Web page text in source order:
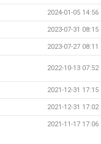
2024-01-05 14:56
2023-07-31 08:15
2023-07-27 08:11
2022-10-13 07:52
2021-12-31 17:15
2021-12-31 17:02
2021-11-17 17:06